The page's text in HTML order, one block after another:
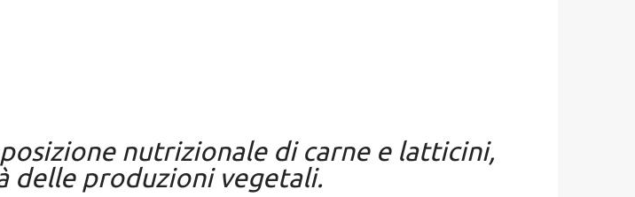
nutrizionale di carne e latticini,
delle produzioni vegetali.